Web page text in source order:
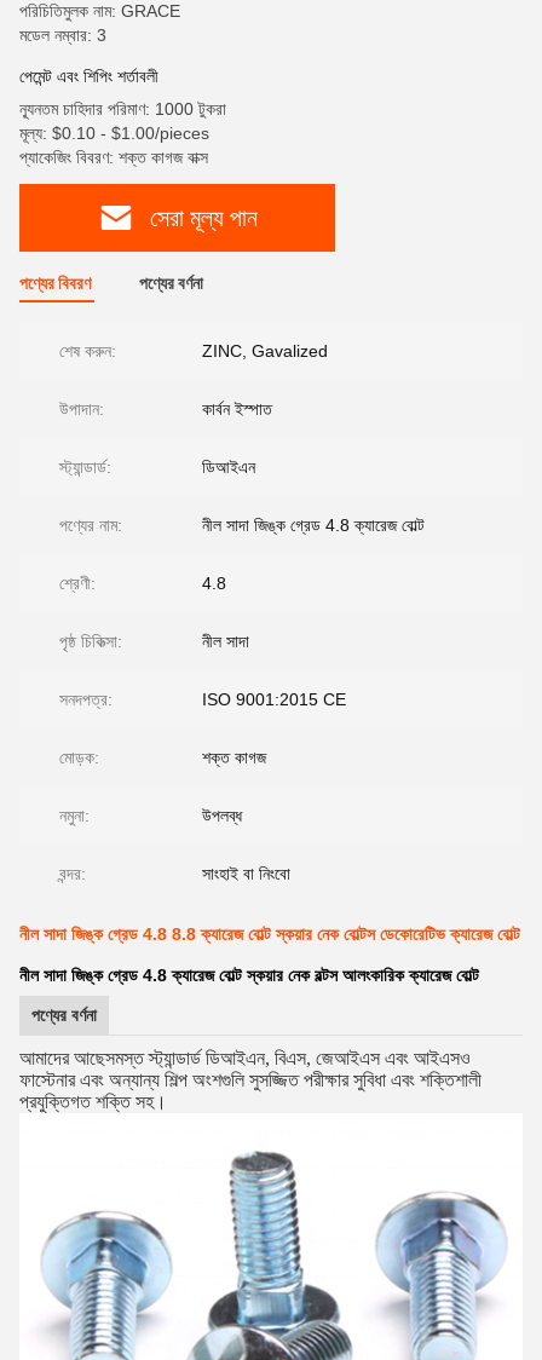
পরিচিতিমুলক নাম: GRACE
মডেল নম্বার: 3
পেমেন্ট এবং শিপিং শর্তাবলী
ন্যূনতম চাহিদার পরিমাণ: 1000 টুকরা
মূল্য: $0.10 - $1.00/pieces
প্যাকেজিং বিবরণ: শক্ত কাগজ বাক্স
সেরা মূল্য পান
পণ্যের বিবরণ পণ্যের বর্ণনা
শেষ করুন: ZINC, Gavalized
উপাদান: কার্বন ইস্পাত
স্ট্যান্ডার্ড: ডিআইএন
পণ্যের নাম: নীল সাদা জিঙ্ক গ্রেড 4.8 ক্যারেজ বোল্ট
শ্রেণী: 4.8
পৃষ্ঠ চিকিত্সা: নীল সাদা
সনদপত্র: ISO 9001:2015 CE
মোড়ক: শক্ত কাগজ
নমুনা: উপলব্ধ
বন্দর: সাংহাই বা নিংবো
নীল সাদা জিঙ্ক গ্রেড 4.8 8.8 ক্যারেজ বোল্ট স্কয়ার নেক বোল্টস ডেকোরেটিভ ক্যারেজ বোল্ট
নীল সাদা জিঙ্ক গ্রেড 4.8 ক্যারেজ বোল্ট স্কয়ার নেক বল্টস আলংকারিক ক্যারেজ বোল্ট
পণ্যের বর্ণনা
আমাদের আছেসমস্ত স্ট্যান্ডার্ড ডিআইএন, বিএস, জেআইএস এবং আইএসও
ফাস্টেনার এবং অন্যান্য শিল্প অংশগুলি সুসজ্জিত পরীক্ষার সুবিধা এবং শক্তিশালী
প্রযুক্তিগত শক্তি সহ।